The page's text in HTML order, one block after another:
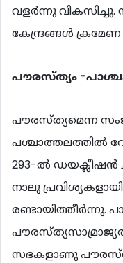
വളര്‍ന്നു വികസിച്ചു.
കേന്ദ്രങ്ങള്‍
പൗരസ്ത്യം -
പൗരസ്ത്യമെന്ന
പശ്ചാത്തലത്തില്‍
293-ല്‍ ഡയക്ലീഷന്‍
നാലു
രണ്ടായിത്തീര്‍ന്നു.
സഭകളാണു